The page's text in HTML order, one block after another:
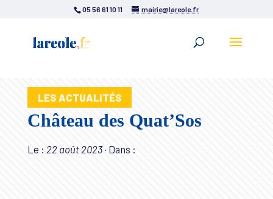
05 56 61 10 11 mairie@lareole.fr
LES ACTUALITÉS
Château des Quat’Sos
Le : 22 août 2023· Dans :